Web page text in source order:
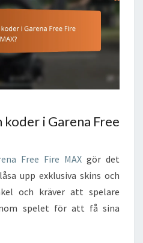
koder i Garena Free
Free Fire MAXgör det
upp exklusiva skins och
och kräver att spelare
spelet för att få sina